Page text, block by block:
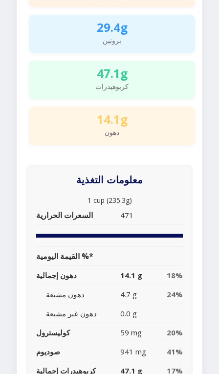
29.4g
بروتين
47.1g
كربوهيدرات
14.1g
دهون
معلومات التغذية
1 cup (235.3g)
السعرات الحرارية 471
القيمة اليومية %*
دهون إجمالية 14.1 g
18%
دهون مشبعة
4.7 g
24%
دهون غير مشبعة
0.0 g
كوليسترول
59 mg
20%
صوديوم
941 mg
41%
كربوهيدرات إجمالية
47.1 g 17%